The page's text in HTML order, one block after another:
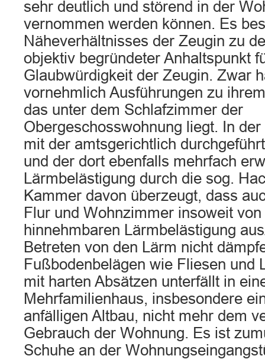
sehr deutlich und störend in der
vernommen werden können. Es
Näheverhältnisses der Zeugin zu
objektiv begründeter Anhaltspunkt
Glaubwürdigkeit der Zeugin. Zwar
vornehmlich Ausführungen zu
das unter dem Schlafzimmer der
Obergeschosswohnung liegt. In
mit der amtsgerichtlich
und der dort ebenfalls mehrfach
Lärmbelästigung durch die sog.
Kammer davon überzeugt, dass
Flur und Wohnzimmer insoweit
hinnehmbaren Lärmbelästigung
Betreten von den Lärm nicht
Fußbodenbelägen wie Fliesen und
mit harten Absätzen unterfällt in
Mehrfamilienhaus, insbesondere
anfälligen Altbau, nicht mehr dem
Gebrauch der Wohnung. Es ist
Schuhe an der